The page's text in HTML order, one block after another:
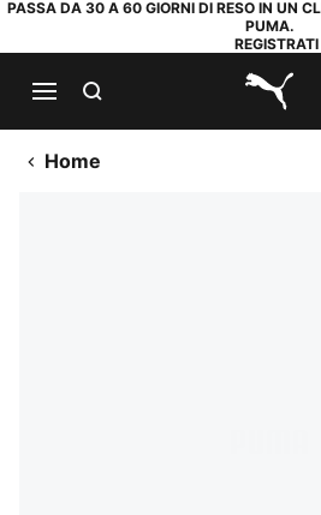
PASSA DA 30 A 60 GIORNI DI RESO IN UN
PUMA.
REGISTRATI
Home